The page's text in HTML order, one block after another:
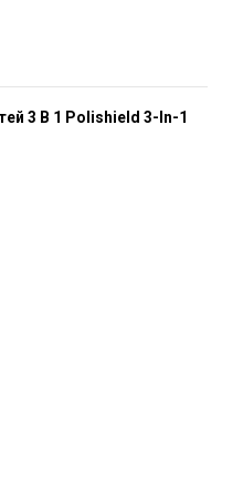
3 В 1 Polishield 3-In-1